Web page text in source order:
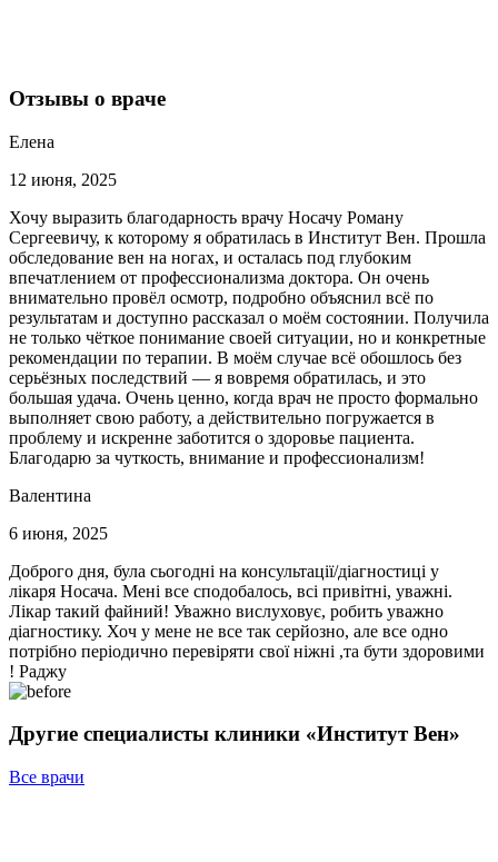
Отзывы о враче
Елена
12 июня, 2025
Хочу выразить благодарность врачу Носачу Роману
Сергеевичу, к которому я обратилась в Институт Вен. Прошла
обследование вен на ногах, и осталась под глубоким
впечатлением от профессионализма доктора. Он очень
внимательно провёл осмотр, подробно объяснил всё по
результатам и доступно рассказал о моём состоянии. Получила
не только чёткое понимание своей ситуации, но и конкретные
рекомендации по терапии. В моём случае всё обошлось без
серьёзных последствий — я вовремя обратилась, и это
большая удача. Очень ценно, когда врач не просто формально
выполняет свою работу, а действительно погружается в
проблему и искренне заботится о здоровье пациента.
Благодарю за чуткость, внимание и профессионализм!
Валентина
6 июня, 2025
Доброго дня, була сьогодні на консультації/діагностиці у
лікаря Носача. Мені все сподобалось, всі привітні, уважні.
Лікар такий файний! Уважно вислуховує, робить уважно
діагностику. Хоч у мене не все так серйозно, але все одно
потрібно періодично перевіряти свої ніжні ,та бути здоровими
! Раджу
Другие специалисты клиники «Институт Вен»
Все врачи